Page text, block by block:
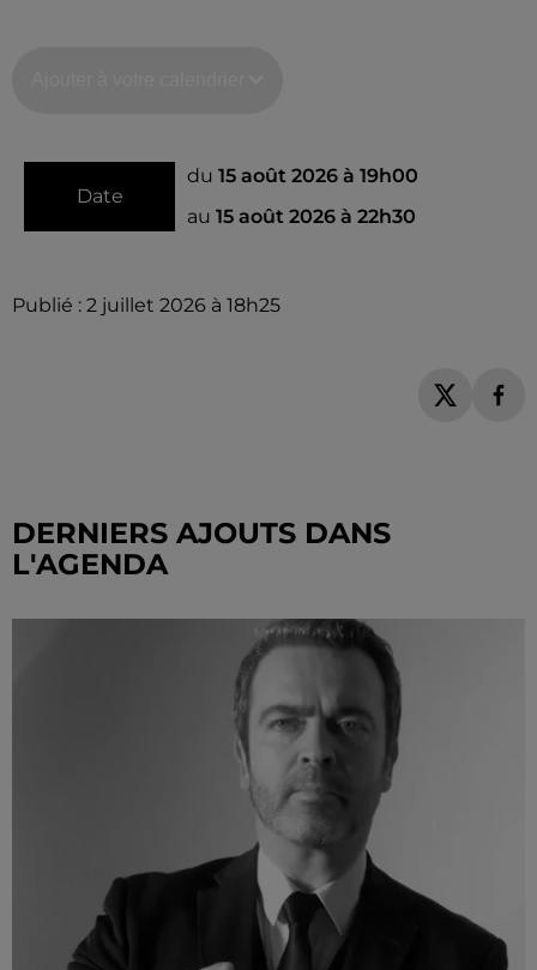
Date
du 15 août 2026 à 19h00
au 15 août 2026 à 22h30
Publié : 2 juillet 2026 à 18h25
DERNIERS AJOUTS DANS
L'AGENDA